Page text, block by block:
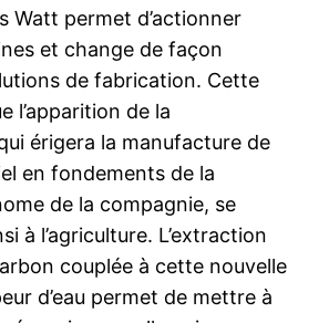
Watt permet d’actionner
et change de façon
de fabrication. Cette
l’apparition de la
érigera la manufacture de
en fondements de la
de la compagnie, se
à l’agriculture. L’extraction
couplée à cette nouvelle
d’eau permet de mettre à